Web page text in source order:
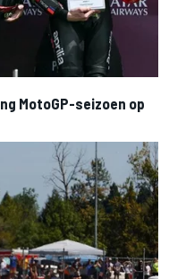
MotoGP-seizoen op